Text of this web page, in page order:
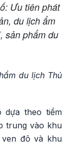
Ưu tiên phát
du lịch ẩm
sản phẩm du
du lịch Thủ
dựa theo tiềm
trung vào khu
đô và khu